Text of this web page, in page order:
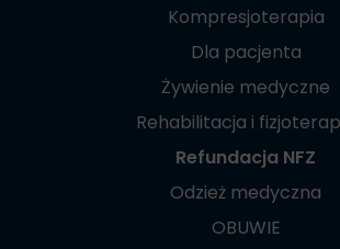
Kompresjoterapia
Dla pacjenta
Żywienie medyczne
Rehabilitacja i
Refundacja NFZ
Odzież medyczna
OBUWIE